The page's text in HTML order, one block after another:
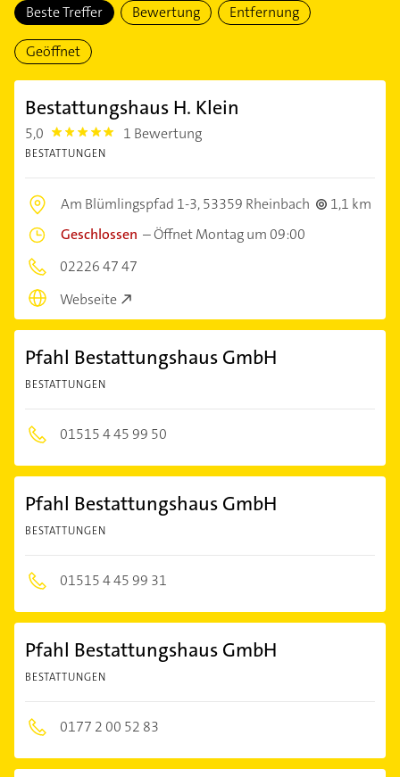
Beste Treffer Bewertung Entfernung
Geöffnet
Bestattungshaus H. Klein
5,0 5.0 1 Bewertung
BESTATTUNGEN
Am Blümlingspfad 1-3,53359 Rheinbach
1,1 km
Geschlossen –Öffnet Montag um 09:00
02226 47 47
Webseite
Pfahl Bestattungshaus GmbH
BESTATTUNGEN
01515 4 45 99 50
Pfahl Bestattungshaus GmbH
BESTATTUNGEN
01515 4 45 99 31
Pfahl Bestattungshaus GmbH
BESTATTUNGEN
0177 2 00 52 83